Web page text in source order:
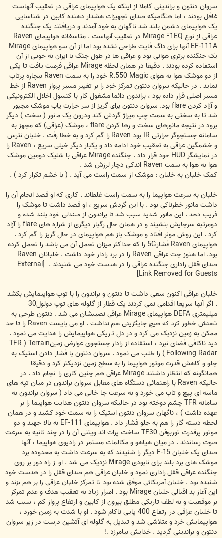
سروان دنتون و براندینی کاملا از اینکه یک هواپیمای عراقی در تعقیب آنهاست
غافل بودند ، اما هنگامیکه صدای تجهیزات هشدار دهنده کابین در شناسایی
یک هواپیمای دشمن بلند شد ناگهان به خود آمدند و دریافتند یک جنگنده
عراقی از نوع Mirage F1EQ در تعقیب آنهاست . متاسفانه هواپیمای Raven
EF-111A آنها برای داگ فایت طراحی نشده بود اما از آن سو هواپیمای Mirage
یک جنگنده برتری هوائی بود و عراقی ها در طول جنگ با ایران به خوبی از آن
استفاده کرده بودند . دقیقا در همان لحظه Mirage عراقی فرصت یافت تا یکی
از دو موشک هوا به هوای R.550 Magic خود را به سمت Raven بیچاره پرتاب
نماید . در حالیکه سروان دنتون تمرکز خود را بر تغییر مسیر پرواز Raven از خط
مسیر اصلی قرار داده بود ، براندون دائما مشغول کار با کنسول اخلال الکترونیکی
و آزاد کردن flare بود. سروان دنتون برای گریز از سر حرارت یاب موشک مجبور
شد تا به سختی به سمت چپ میراژ گردش کند ودرون یک مانور ( سخت ) دیگر
برود در نتیجه مانورهای سخت و رها کردن flare ، موشک (عراقی) که مجهز به
سامانه جستجوگر حرارتی IR بود Raven را گم کرد و به خطا رفت . خلبان نترس
و خشمگین عراقی به تعقیب خود ادامه داد و یکبار دیگر خیلی سریع ، Raven را
در نمایشگر HUD خود قرار داد . جنگنده Mirage عراقی با شلیک دومین موشک
هوا به هوا به سمت Raven اندکی دچار لرزش شد .
کمک خلبان به خلبان : موشک از سمت راست می آید . ( با خشم تکرار کرد ) .
خلبان به سرعت هواپیما را به سمت راست غلطاند . کاری که او قصد انجام آن را
داشت مانور خطرناکی بود . با این گردش سریع ، او قصد داشت تا موشک را
فریب دهد . این مانور شدید سبب شد تا براندون از صندلی خود بلند شده و
دومرتبه سرجایش بنشیند و در همان حال رگبار دیگری از شراره های flare را آزاد
کرد . این روش موثر افتاد و موشک باز هم هواپیمای در حال گریز را گم کرد .
هواپیمای Raven فشار5G را که حداکثر میزان تحمل آن می باشد را تحمل کرده
بود. اما هنوز جت عراقی Raven را در برد رادار خود داشت . خلبانان Raven
صدای قفل راداری جنگنده عراقی را در هدست خود می شنیدند . [External
Link Removed for Guests]
خلبان عراقی اکنون سعی داشت تا دنتون و براندون را با توپ هواپیمایش بکشد
. اگر آنها سریعا اقدامی نمی کردند یک قطار از گلوله های توپ دولول30
میلیمتری DEFA هواپیمای Mirage عراقی نصیبشان می شد . دنتون طرحی به
ذهنش خطور کرد که هیچ جایگزینی هم نداشت . او می بایست Raven را تا حد
ممکن به زمین نزدیک می کرد و در دل تاریکی هواپیمایش را هدایت می نمود .
دید ناکافی فضای نبرد ، استفاده از رادار جستجوی عوارض زمینTFR ) Terrain
Following Radar ) را طلب می نمود . سروان دنتون با فشار دادن استیک به
جلو و کاهش قدرت موتور هواپیما را به سطح زمین نزدیکتر کرد و دقیقا
همانگونه که انتظار داشتند Mirage عراقی هم چنین کاری را انجام داد . در
حالیکه Raven با راهنمائی دستگاه های مقابل سروان براندون در میان تپه های
ماسه ای پیچ و تاب می خورد و به سرعت جا خالی می داد ( سروان براندون به
سامانه TFR چشم دوخته بود در حالیکه سروان دنتون هدایت هواپیما را بر
عهده داشت ) ، ناگهان سروان دنتون استیک را به سمت خود کشید و در همان
لحظه دسته گاز را هم به جلو فشار داد . هواپیمای EF-111 به بالا جهید و دو
موتور پرقدرت توربوفن TF30 ساخت پرات اند ویتنی آن را در چند ثانیه به سرعت
صوت رساندند . در میان هیاهو و مکالمات مستمر در رادیوی هواپیما ، آنها
صدای یک خلبان F-15 دیگر را شنیدند که به سرعت داشت به محدوده برد
موشک های برد بلند برای نابودی Mirage نزدیک می شد . او از راه دور بر روی
جنگنده عراقی قفل راداری نمود و خلبان عراقی هم صدای قفل را در هدست خود
شنیده بود . خلبان آمریکائی موفق شده بود تا تمرکز خلبان عراقی را بر هم بزند و
این آغاز بد اقبالی خلبان Mirage بود . اصرار زیاد به تعقیب هدف و عدم تمرکز
بر موقعیت و به لطف تاریکی مطلق بیرون از کابین و ارتفاع پرواز کم ، سبب شد
تا خلبان عراقی در ارتفاع 400 پایی ناکام شود . او با شدت به زمین خورد ،
هواپیمایش خرد و متلاشی شد و تبدیل به گلوله ای آتشین درست در زیر سروان
دنتون و براندینی گردید . خدایش بیامرزد .!